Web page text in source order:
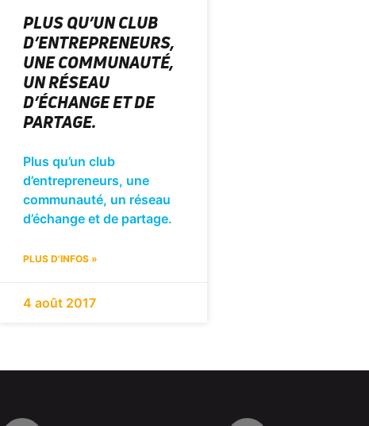
PLUS QU’UN CLUB
D’ENTREPRENEURS,
UNE COMMUNAUTÉ,
UN RÉSEAU
D’ÉCHANGE ET DE
PARTAGE.
Plus qu’un club
d’entrepreneurs, une
communauté, un réseau
d’échange et de partage.
PLUS D'INFOS »
4 août 2017